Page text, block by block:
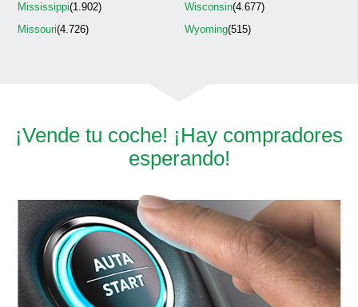
Mississippi(1.902)
Missouri(4.726)
Wisconsin(4.677)
Wyoming(515)
¡Vende tu coche! ¡Hay compradores
esperando!